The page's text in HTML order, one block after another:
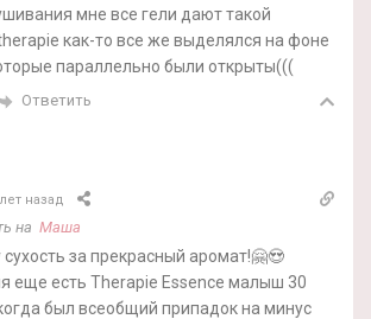
мне все гели дают такой
как-то все же выделялся на фоне
параллельно были открыты(((
Ответить
назад
на Маша
сухость за прекрасный аромат!🤗😍
еще есть Therapie Essence малыш 30
был всеобщий припадок на минус